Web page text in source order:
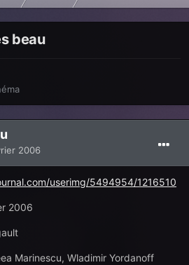
beau
2006
userimg/5494954/1216510
2006
Marinescu, Wladimir Yordanoff